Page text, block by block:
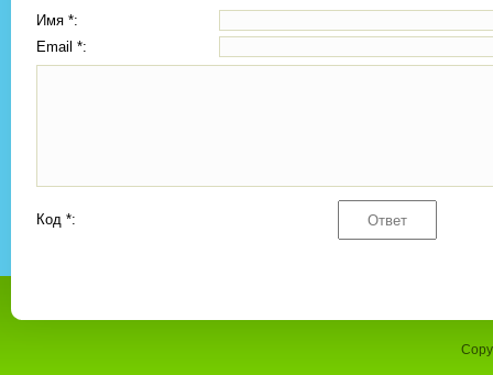
Имя *:
Email *:
Код *: